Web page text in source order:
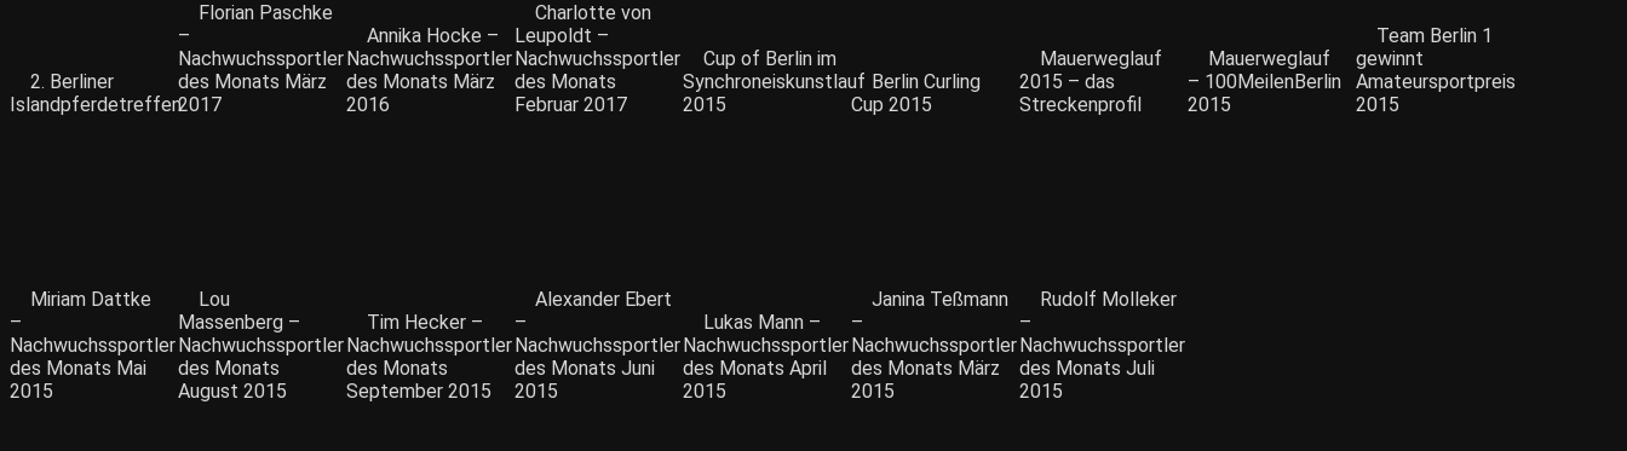
2. Berliner
Islandpferdetreffen
Florian Paschke
–
Nachwuchssportler
des Monats März
2017
Annika Hocke –
Nachwuchssportler
des Monats März
2016
Charlotte von
Leupoldt –
Nachwuchssportler
des Monats
Februar 2017
Cup of Berlin im
Synchroneiskunstlauf
2015
Berlin Curling
Cup 2015
Mauerweglauf
2015 – das
Streckenprofil
Mauerweglauf
– 100MeilenBerlin
2015
Team Berlin 1
gewinnt
Amateursportpreis
2015
Miriam Dattke
–
Nachwuchssportler
des Monats Mai
2015
Lou
Massenberg –
Nachwuchssportler
des Monats
August 2015
Tim Hecker –
Nachwuchssportler
des Monats
September 2015
Alexander Ebert
–
Nachwuchssportler
des Monats Juni
2015
Lukas Mann –
Nachwuchssportler
des Monats April
2015
Janina Teßmann
–
Nachwuchssportler
des Monats März
2015
Rudolf Molleker
–
Nachwuchssportler
des Monats Juli
2015